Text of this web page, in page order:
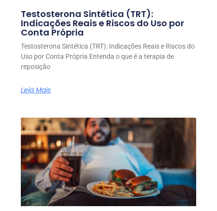
Testosterona Sintética (TRT):
Indicações Reais e Riscos do Uso por
Conta Própria
Testosterona Sintética (TRT): Indicações Reais e Riscos do
Uso por Conta Própria Entenda o que é a terapia de
reposição
Leia Mais